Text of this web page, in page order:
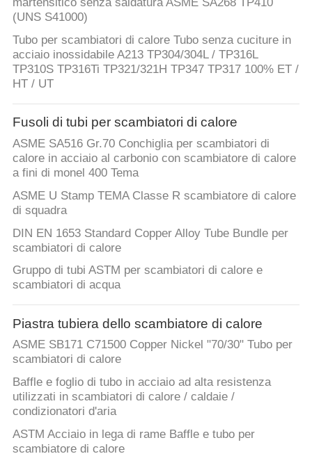
(UNS S41000)
Tubo per scambiatori di calore Tubo senza cuciture in
acciaio inossidabile A213 TP304/304L / TP316L
TP310S TP316Ti TP321/321H TP347 TP317 100% ET /
HT / UT
Fusoli di tubi per scambiatori di calore
ASME SA516 Gr.70 Conchiglia per scambiatori di
calore in acciaio al carbonio con scambiatore di calore
a fini di monel 400 Tema
ASME U Stamp TEMA Classe R scambiatore di calore
di squadra
DIN EN 1653 Standard Copper Alloy Tube Bundle per
scambiatori di calore
Gruppo di tubi ASTM per scambiatori di calore e
scambiatori di acqua
Piastra tubiera dello scambiatore di calore
ASME SB171 C71500 Copper Nickel "70/30" Tubo per
scambiatori di calore
Baffle e foglio di tubo in acciaio ad alta resistenza
utilizzati in scambiatori di calore / caldaie /
condizionatori d'aria
ASTM Acciaio in lega di rame Baffle e tubo per
scambiatore di calore